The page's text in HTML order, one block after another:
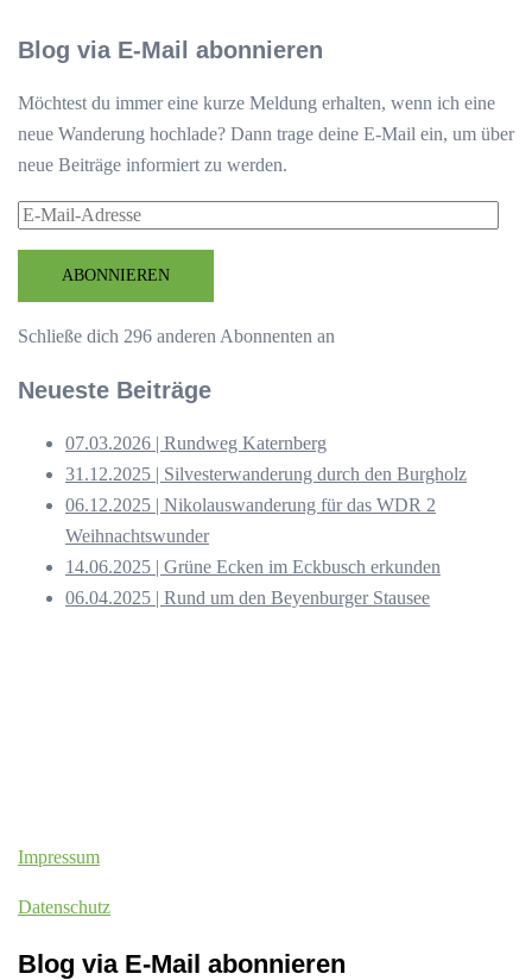
Blog via E-Mail abonnieren
Möchtest du immer eine kurze Meldung erhalten, wenn ich eine
neue Wanderung hochlade? Dann trage deine E-Mail ein, um über
neue Beiträge informiert zu werden.
E-
AdresseABONNIEREN
Schließe dich 296 anderen Abonnenten an
Neueste Beiträge
07.03.2026 | Rundweg Katernberg
31.12.2025 | Silvesterwanderung durch den Burgholz
06.12.2025 | Nikolauswanderung für das WDR 2
Weihnachtswunder
14.06.2025 | Grüne Ecken im Eckbusch erkunden
06.04.2025 | Rund um den Beyenburger Stausee
Impressum
Datenschutz
Blog via E-Mail abonnieren